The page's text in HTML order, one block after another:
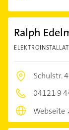
Ralph
Schulstr.
04121 9
Webseite